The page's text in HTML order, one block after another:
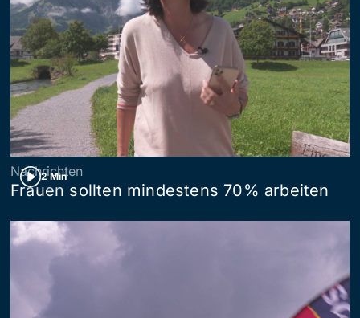
2 Min
Nachrichten
Frauen sollten mindestens 70% arbeiten